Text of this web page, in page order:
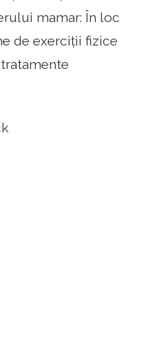
mamar: În loc
de exerciții fizice